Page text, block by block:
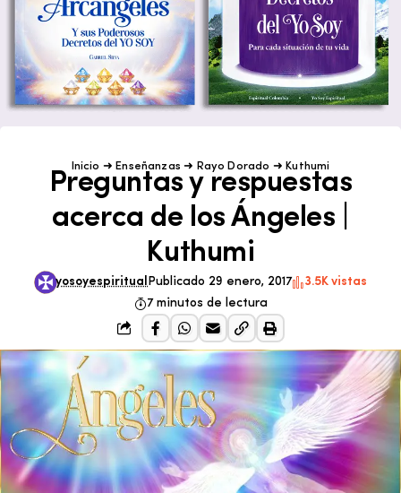
Inicio ➜ Enseñanzas ➜ Rayo Dorado ➜ Kuthumi
Preguntas y respuestas
acerca de los Ángeles |
Kuthumi
yosoyespiritual Publicado 29 enero, 2017
3.5K vistas
7 minutos de lectura